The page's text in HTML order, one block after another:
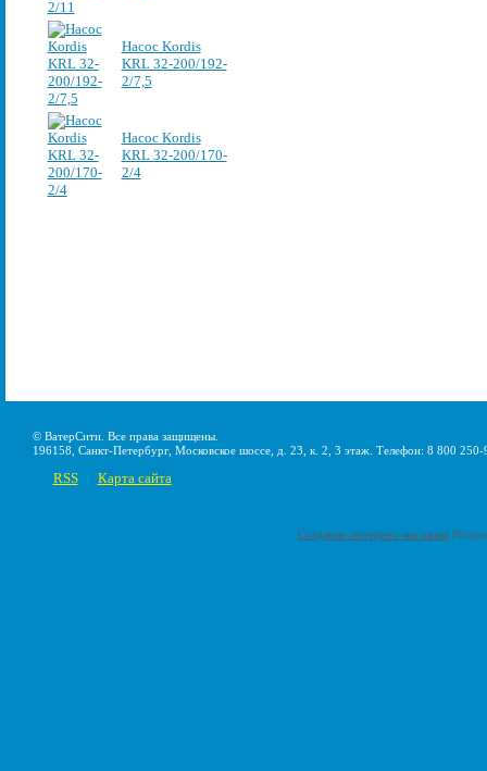
Насос Kordis
KRL 32-200/192-
2/7,5
Насос Kordis
KRL 32-200/170-
2/4
© ВатерСити. Все права защищены.
196158, Санкт-Петербург, Московское шоссе, д. 23, к. 2, 3 этаж. Телефон: 8 800
RSS Карта сайта
Создание интернет-магазина